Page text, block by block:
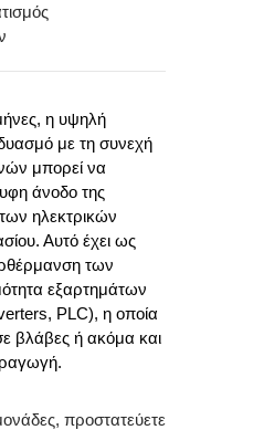
η υψηλή
με τη συνεχή
μπορεί να
άνοδο της
ηλεκτρικών
Αυτό έχει ως
των
εξαρτημάτων
PLC), η οποία
βλάβες ή ακόμα και
προστατεύετε